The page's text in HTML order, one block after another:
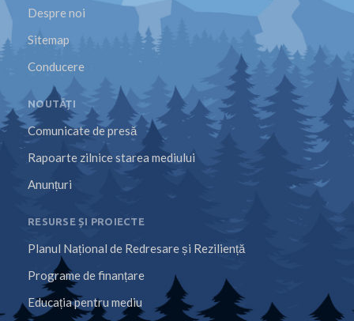
Despre noi
Sitemap
Conducere
NOUTĂȚI
Comunicate de presă
Rapoarte zilnice starea mediului
Anunțuri
RESURSE ȘI PROIECTE
Planul Național de Redresare și Reziliență
Programe de finanțare
Educația pentru mediu